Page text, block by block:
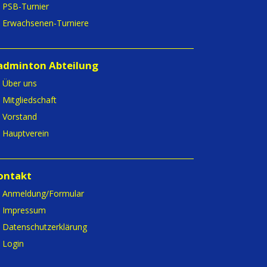
PSB-Turnier
Erwachsenen-Turniere
Abteilung
Über uns
Mitgliedschaft
Vorstand
Hauptverein
Anmeldung/Formular
Impressum
Datenschutzerklärung
Login